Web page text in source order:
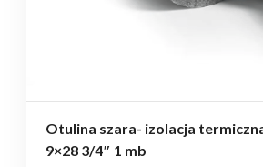
Otulina szara- izolacja
9×28 3/4″ 1 mb